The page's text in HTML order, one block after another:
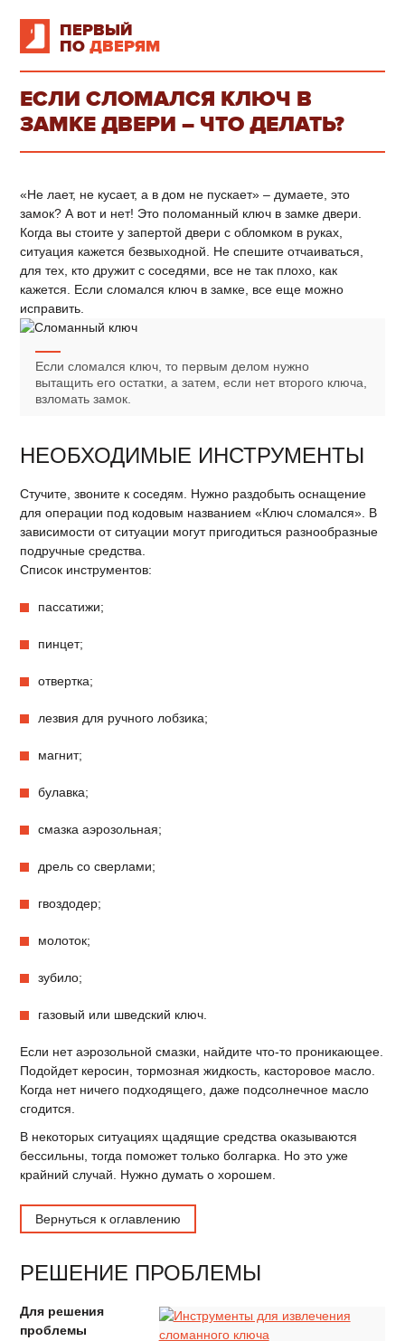
ПЕРВЫЙ
ПО ДВЕРЯМ
ЕСЛИ СЛОМАЛСЯ КЛЮЧ В
ЗАМКЕ ДВЕРИ – ЧТО ДЕЛАТЬ?
«Не лает, не кусает, а в дом не пускает» – думаете, это
замок? А вот и нет! Это поломанный ключ в замке двери.
Когда вы стоите у запертой двери с обломком в руках,
ситуация кажется безвыходной. Не спешите отчаиваться,
для тех, кто дружит с соседями, все не так плохо, как
кажется. Если сломался ключ в замке, все еще можно
исправить.
Если сломался ключ, то первым делом нужно
вытащить его остатки, а затем, если нет второго ключа,
взломать замок.
НЕОБХОДИМЫЕ ИНСТРУМЕНТЫ
Стучите, звоните к соседям. Нужно раздобыть оснащение
для операции под кодовым названием «Ключ сломался». В
зависимости от ситуации могут пригодиться разнообразные
подручные средства.
Список инструментов:
пассатижи;
пинцет;
отвертка;
лезвия для ручного лобзика;
магнит;
булавка;
смазка аэрозольная;
дрель со сверлами;
гвоздодер;
молоток;
зубило;
газовый или шведский ключ.
Если нет аэрозольной смазки, найдите что-то проникающее.
Подойдет керосин, тормозная жидкость, касторовое масло.
Когда нет ничего подходящего, даже подсолнечное масло
сгодится.
В некоторых ситуациях щадящие средства оказываются
бессильны, тогда поможет только болгарка. Но это уже
крайний случай. Нужно думать о хорошем.
Вернуться к оглавлению
РЕШЕНИЕ ПРОБЛЕМЫ
Для решения
проблемы